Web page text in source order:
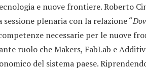
e nuove frontiere. Roberto
plenaria con la relazione “
necessarie per le nuove
ruolo che Makers, FabLab e
del sistema paese.